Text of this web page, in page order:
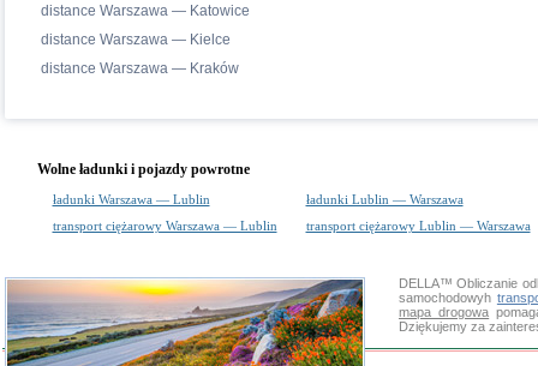
distance Warszawa — Katowice
distance Warszawa — Kielce
distance Warszawa — Kraków
Wolne ładunki i pojazdy powrotne
ładunki Warszawa — Lublin
ładunki Lublin — Warszawa
transport ciężarowy Warszawa — Lublin
transport ciężarowy Lublin — Warszawa
DELLA™Obliczanie
samochodowyh
mapa drogowa
Dziękujemy za